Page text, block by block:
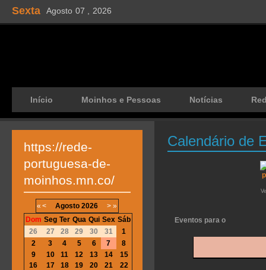
Sexta Agosto 07 , 2026
Início Moinhos e Pessoas Notícias
Calendário de
Eventos para o
https://rede-
portuguesa-de-
moinhos.mn.co/
« < Agosto 2026 > »
Dom Seg Ter Qua Qui Sex Sáb
26
27 28 29 30 31
1
2
3 4 5 6 7
8
9
10 11 12 13 14
15
16
17 18 19 20 21
22